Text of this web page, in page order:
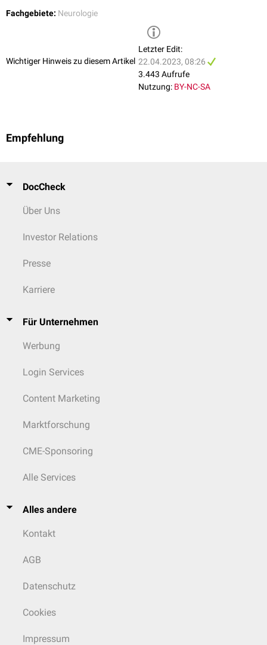
Fachgebiete: Neurologie
Wichtiger Hinweis zu diesem Artikel
Letzter Edit:
22.04.2023, 08:26
3.443 Aufrufe
Nutzung: BY-NC-SA
Empfehlung
DocCheck
Über Uns
Investor Relations
Presse
Karriere
Für Unternehmen
Werbung
Login Services
Content Marketing
Marktforschung
CME-Sponsoring
Alle Services
Alles andere
Kontakt
AGB
Datenschutz
Cookies
Impressum